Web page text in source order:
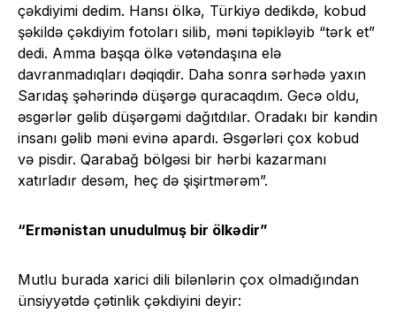
çəkdiyimi dedim. Hansı ölkə, Türkiyə dedikdə, kobud
şəkildə çəkdiyim fotoları silib, məni təpikləyib “tərk et”
dedi. Amma başqa ölkə vətəndaşına elə
davranmadıqları dəqiqdir. Daha sonra sərhədə yaxın
Sarıdaş şəhərində düşərgə quracaqdım. Gecə oldu,
əsgərlər gəlib düşərgəmi dağıtdılar. Oradakı bir kəndin
insanı gəlib məni evinə apardı. Əsgərləri çox kobud
və pisdir. Qarabağ bölgəsi bir hərbi kazarmanı
xatırladır desəm, heç də şişirtmərəm”.
“Ermənistan unudulmuş bir ölkədir”
Mutlu burada xarici dili bilənlərin çox olmadığından
ünsiyyətdə çətinlik çəkdiyini deyir: